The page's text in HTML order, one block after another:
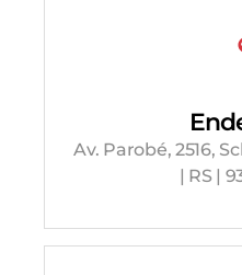
Av. Parobé, 2516,
| RS |